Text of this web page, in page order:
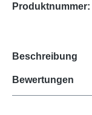
Produktnummer:
Beschreibung
Bewertungen